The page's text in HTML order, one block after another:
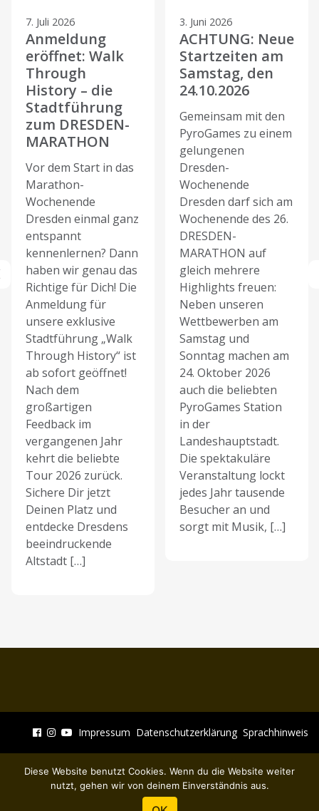
7. Juli 2026
Anmeldung
eröffnet: Walk
Through
History – die
Stadtführung
zum DRESDEN-
MARATHON
Vor dem Start in das
Marathon-
Wochenende
Dresden einmal ganz
entspannt
kennenlernen? Dann
haben wir genau das
Richtige für Dich! Die
Anmeldung für
unsere exklusive
Stadtführung „Walk
Through History“ ist
ab sofort geöffnet!
Nach dem
großartigen
Feedback im
vergangenen Jahr
kehrt die beliebte
Tour 2026 zurück.
Sichere Dir jetzt
Deinen Platz und
entdecke Dresdens
beeindruckende
Altstadt […]
3. Juni 2026
ACHTUNG: Neue
Startzeiten am
Samstag, den
24.10.2026
Gemeinsam mit den
PyroGames zu einem
gelungenen
Dresden-
Wochenende
Dresden darf sich am
Wochenende des 26.
DRESDEN-
MARATHON auf
gleich mehrere
Highlights freuen:
Neben unseren
Wettbewerben am
Samstag und
Sonntag machen am
24. Oktober 2026
auch die beliebten
PyroGames Station
in der
Landeshauptstadt.
Die spektakuläre
Veranstaltung lockt
jedes Jahr tausende
Besucher an und
sorgt mit Musik, […]
Impressum Datenschutzerklärung Sprachhinweis
Diese Website benutzt Cookies. Wenn du die Website weiter
nutzt, gehen wir von deinem Einverständnis aus.